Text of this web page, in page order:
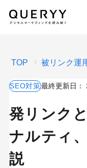
TOP 被リンク運
SEO対策最終更新日：
発リンク
ナルティ
説